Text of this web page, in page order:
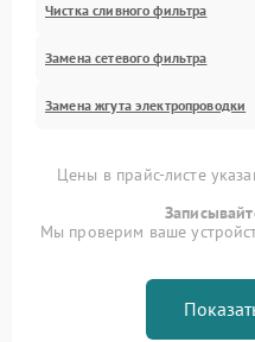
Чистка сливного фильтра
Замена сетевого фильтра
Замена жгута электропроводки
Цены в прайс-листе
Мы проверим ваше